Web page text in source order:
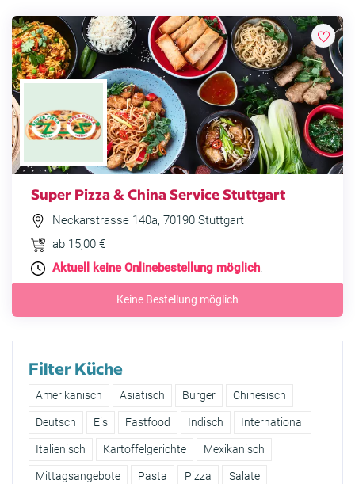
Super Pizza & China Service Stuttgart
Neckarstrasse 140a, 70190 Stuttgart
ab 15,00 €
Aktuell keine Onlinebestellung möglich.
Keine Bestellung möglich
Filter Küche
Amerikanisch Asiatisch Burger Chinesisch
Deutsch Eis Fastfood Indisch International
Italienisch Kartoffelgerichte Mexikanisch
Mittagsangebote Pasta Pizza Salate